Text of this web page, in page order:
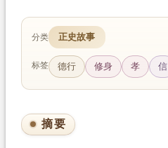
分类 正史故事
标签 德行 修身 孝 信
摘要